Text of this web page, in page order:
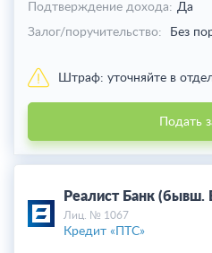
Подтверждение дохода: Да
Залог/поручительство:
Без
Штраф: уточняйте в
Подать
Реалист Банк (бывш.
Лиц. № 1067
Кредит «ПТС»